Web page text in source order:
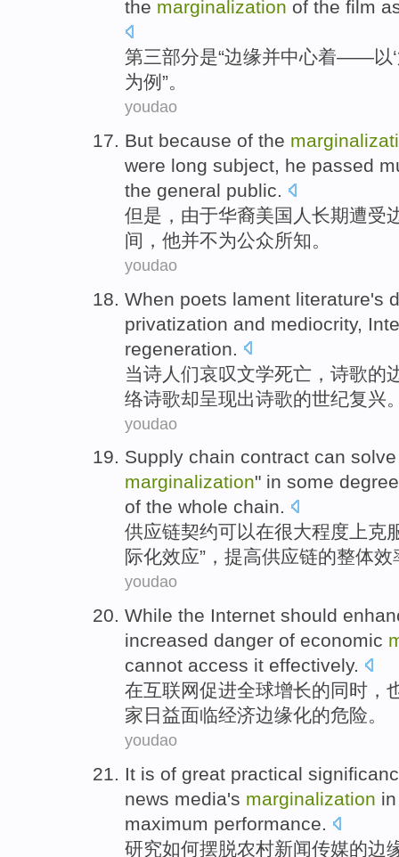
the marginalization of the film
第三部分是“边缘并中心着——以‘
为例 ”。
youdao
But because of the
were long subject, he passed
the general public.
但是 ， 由于华裔美国人长期遭受
间 ， 他并不为公众所知。
youdao
When poets lament literature's
privatization and mediocrity,
regeneration
当诗人们哀叹文学死亡 ， 诗歌的
络诗歌却呈现出诗歌的世纪复兴
youdao
Supply chain contract can
marginalization" in some degree
of the whole chain.
供应链契约可以在很大程度上克
际化效应”， 提高供应链的整体效
youdao
While the Internet should
increased danger of economic
cannot access it effectively.
在互联网促进全球增长的同时，
家 日益面临经济边缘化的危险。
youdao
It is of great practical
news media's marginalization
maximum performance.
研究如何摆脱农村新闻传媒的边